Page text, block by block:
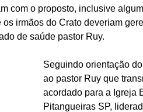
com o proposto, inclusive
irmãos do Crato deveriam
de saúde pastor Ruy.
Seguindo orientação
ao pastor Ruy que
acordado para a Igreja
Pitangueiras SP,